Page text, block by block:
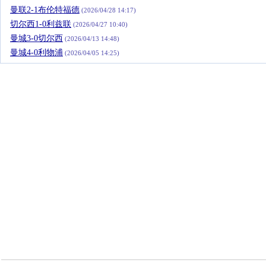
曼联2-1布伦特福德 (2026/04/28 14:17)
切尔西1-0利兹联 (2026/04/27 10:40)
曼城3-0切尔西 (2026/04/13 14:48)
曼城4-0利物浦 (2026/04/05 14:25)